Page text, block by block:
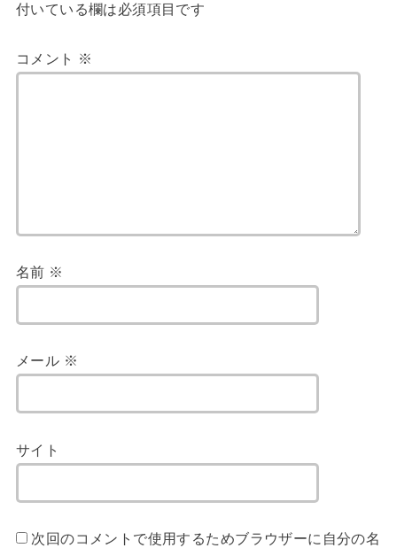
付いている欄は必須項目です
コメント ※
名前 ※
メール ※
サイト
次回のコメントで使用するためブラウザーに自分の名